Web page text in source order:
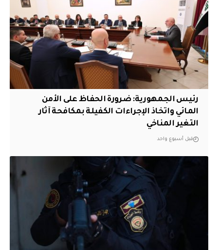
رئيس الجمهورية: ضرورة الحفاظ على الأمن
المائي واتخاذ الإجراءات الكفيلة بمكافحة آثار
التغير المناخي
قبل أسبوع واحد